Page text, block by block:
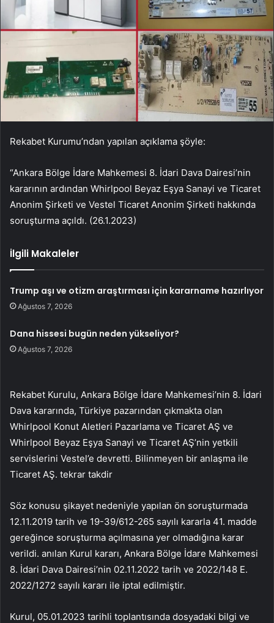
Rekabet Kurumu’ndan yapılan açıklama şöyle:
“Ankara Bölge İdare Mahkemesi 8. İdari Dava Dairesi’nin
kararının ardından Whirlpool Beyaz Eşya Sanayi ve Ticaret
Anonim Şirketi ve Vestel Ticaret Anonim Şirketi hakkında
soruşturma açıldı. (26.1.2023)
İlgili Makaleler
Trump aşı ve otizm araştırması için kararname hazırlıyor
Ağustos 7, 2026
Dana hissesi bugün neden yükseliyor?
Ağustos 7, 2026
Rekabet Kurulu, Ankara Bölge İdare Mahkemesi’nin 8. İdari
Dava kararında, Türkiye pazarından çıkmakta olan
Whirlpool Konut Aletleri Pazarlama ve Ticaret AŞ ve
Whirlpool Beyaz Eşya Sanayi ve Ticaret AŞ’nin yetkili
servislerini Vestel’e devretti. Bilinmeyen bir anlaşma ile
Ticaret AŞ. tekrar takdir
Söz konusu şikayet nedeniyle yapılan ön soruşturmada
12.11.2019 tarih ve 19-39/612-265 sayılı kararla 41. madde
gereğince soruşturma açılmasına yer olmadığına karar
verildi. anılan Kurul kararı, Ankara Bölge İdare Mahkemesi
8. İdari Dava Dairesi’nin 02.11.2022 tarih ve 2022/148 E.
2022/1272 sayılı kararı ile iptal edilmiştir.
Kurul, 05.01.2023 tarihli toplantısında dosyadaki bilgi ve